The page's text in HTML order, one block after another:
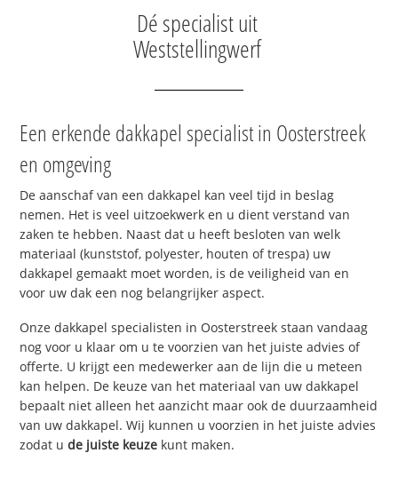
Dé specialist uit
Weststellingwerf
Een erkende dakkapel specialist in Oosterstreek
en omgeving
De aanschaf van een dakkapel kan veel tijd in beslag
nemen. Het is veel uitzoekwerk en u dient verstand van
zaken te hebben. Naast dat u heeft besloten van welk
materiaal (kunststof, polyester, houten of trespa) uw
dakkapel gemaakt moet worden, is de veiligheid van en
voor uw dak een nog belangrijker aspect.
Onze dakkapel specialisten in Oosterstreek staan vandaag
nog voor u klaar om u te voorzien van het juiste advies of
offerte. U krijgt een medewerker aan de lijn die u meteen
kan helpen. De keuze van het materiaal van uw dakkapel
bepaalt niet alleen het aanzicht maar ook de duurzaamheid
van uw dakkapel. Wij kunnen u voorzien in het juiste advies
zodat ude juiste keuze kunt maken.